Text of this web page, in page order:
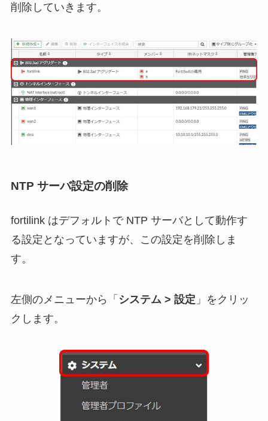
削除していきます。
NTP サーバ設定の削除
fortilink はデフォルトで NTP サーバとして動作す
る設定となっていますが、この設定を削除しま
す。
左側のメニューから「 システム > 設定 」をクリッ
クします。